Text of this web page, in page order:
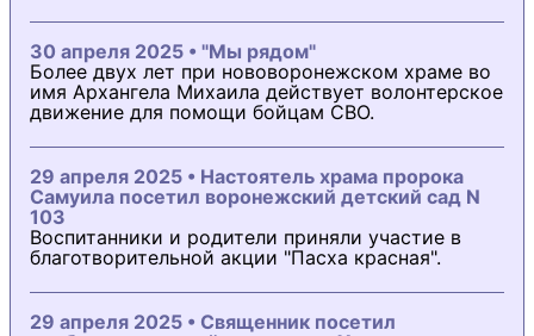
30 апреля 2025 • "Мы рядом"
Более двух лет при нововоронежском храме во
имя Архангела Михаила действует волонтерское
движение для помощи бойцам СВО.
29 апреля 2025 • Настоятель храма пророка
Самуила посетил воронежский детский сад N
103
Воспитанники и родители приняли участие в
благотворительной акции "Пасха красная".
29 апреля 2025 • Священник посетил